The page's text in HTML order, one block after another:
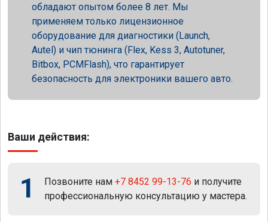
обладают опытом более 8 лет. Мы
применяем только лицензионное
оборудование для диагностики (Launch,
Autel) и чип тюнинга (Flex, Kess 3, Autotuner,
Bitbox, PCMFlash), что гарантирует
безопасность для электроники вашего авто.
Ваши действия:
1 Позвоните нам +7 8452 99-13-76 и получите
профессиональную консультацию у мастера.